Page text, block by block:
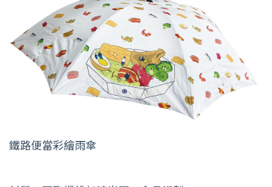
鐵路便當彩繪雨傘